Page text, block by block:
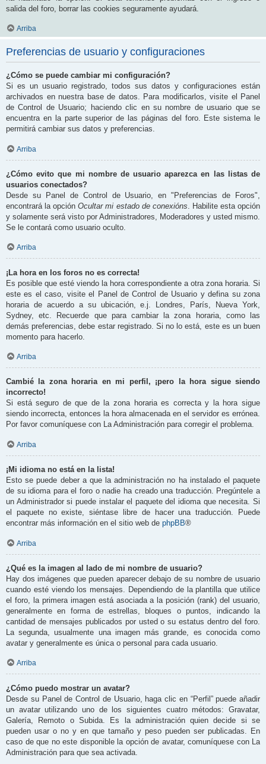
salida del foro, borrar las cookies seguramente ayudará.
Arriba
Preferencias de usuario y configuraciones
¿Cómo se puede cambiar mi configuración?
Si es un usuario registrado, todos sus datos y configuraciones están
archivados en nuestra base de datos. Para modificarlos, visite el Panel
de Control de Usuario; haciendo clic en su nombre de usuario que se
encuentra en la parte superior de las páginas del foro. Este sistema le
permitirá cambiar sus datos y preferencias.
Arriba
¿Cómo evito que mi nombre de usuario aparezca en las listas de
usuarios conectados?
Desde su Panel de Control de Usuario, en "Preferencias de Foros",
encontrará la opciónOcultar mi estado de conexións . Habilite esta opción
y solamente será visto por Administradores, Moderadores y usted mismo.
Se le contará como usuario oculto.
Arriba
¡La hora en los foros no es correcta!
Es posible que esté viendo la hora correspondiente a otra zona horaria. Si
este es el caso, visite el Panel de Control de Usuario y defina su zona
horaria de acuerdo a su ubicación, e.j. Londres, París, Nueva York,
Sydney, etc. Recuerde que para cambiar la zona horaria, como las
demás preferencias, debe estar registrado. Si no lo está, este es un buen
momento para hacerlo.
Arriba
Cambié la zona horaria en mi perfil, ¡pero la hora sigue siendo
incorrecto!
Si está seguro de que de la zona horaria es correcta y la hora sigue
siendo incorrecta, entonces la hora almacenada en el servidor es errónea.
Por favor comuníquese con La Administración para corregir el problema.
Arriba
¡Mi idioma no está en la lista!
Esto se puede deber a que la administración no ha instalado el paquete
de su idioma para el foro o nadie ha creado una traducción. Pregúntele a
un Administrador si puede instalar el paquete del idioma que necesita. Si
el paquete no existe, siéntase libre de hacer una traducción. Puede
encontrar más información en el sitio web de phpBB®
Arriba
¿Qué es la imagen al lado de mi nombre de usuario?
Hay dos imágenes que pueden aparecer debajo de su nombre de usuario
cuando esté viendo los mensajes. Dependiendo de la plantilla que utilice
el foro, la primera imagen está asociada a la posición (rank) del usuario,
generalmente en forma de estrellas, bloques o puntos, indicando la
cantidad de mensajes publicados por usted o su estatus dentro del foro.
La segunda, usualmente una imagen más grande, es conocida como
avatar y generalmente es única o personal para cada usuario.
Arriba
¿Cómo puedo mostrar un avatar?
Desde su Panel de Control de Usuario, haga clic en “Perfil” puede añadir
un avatar utilizando uno de los siguientes cuatro métodos: Gravatar,
Galería, Remoto o Subida. Es la administración quien decide si se
pueden usar o no y en que tamaño y peso pueden ser publicadas. En
caso de que no este disponible la opción de avatar, comuníquese con La
Administración para que sea activada.